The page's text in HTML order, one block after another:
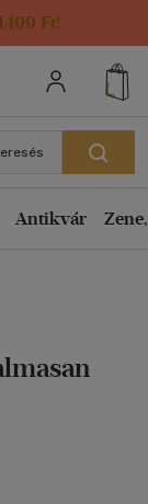
Ft!
Antikvár